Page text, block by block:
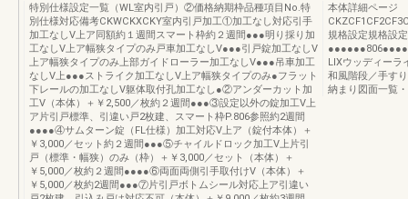
特別仕様設定一覧（WL室内引戸）②価格納期枠品種項目No.特
別仕様対応備考CKWCKXCKY室内引戸加工①加工なし対応引手
加工なしV上ア同額約１週間スマート枠約２週間●●●明り採り加
工なしV上ア幅狭タイプのみ戸車加工なしV●●●引戸錠加工なしV
上ア幅狭タイプのみ上部ガイドローラー加工なしV●●●吊車加工
なしV上●●●ストライク加工なしV上ア幅狭タイプのみ●フラット
下レールの加工なしV躯体取付孔加工なし●②アンダーカット加
工V（本体）＋￥2,500／枚約２週間●●●③設定以外の錠加工V上
ア片引戸標準、引違い戸2枚建、スマート枠P.806参照約2週間
●●●●④サムターン錠（FL仕様）加工対応V上ア（錠付本体）＋
￥3,000／セット約２週間●●●⑤チャイルドロック加工V上片引
戸（標準・幅狭）のみ（枠）＋￥3,000／セット（本体）＋
￥5,000／枚約２週間●●●●⑥両面両側引手取付けV（本体）＋
￥5,000／枚約2週間●●●⑦片引戸ボトムシール対応上ア引違い
本体詳細ページ
規格設定規格設定
LIXウッディーラ
和風階段／手す
納まり図面一覧